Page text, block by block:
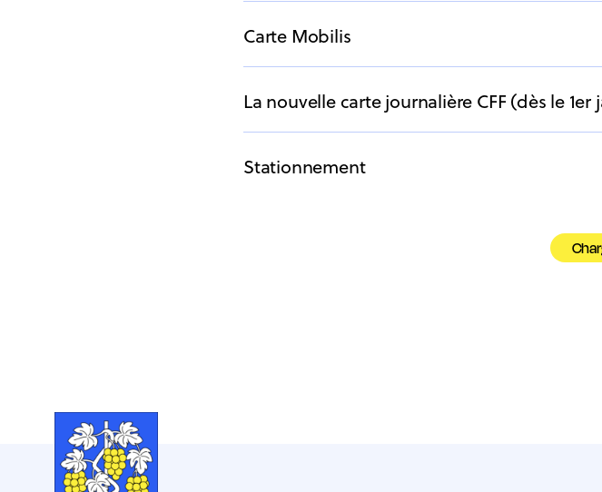
Carte Mobilis
La nouvelle carte journalière CFF (dès le 1er
Stationnement